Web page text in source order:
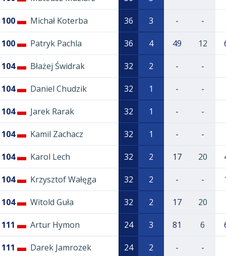
100 Michał Koterba 36 3 - -
100 Patryk Pachla 36 4 49 12
104 Błażej Świdrak 32 2 - -
104 Daniel Chudzik 32 1 - -
104 Jarek Rarak 32 1 - -
104 Kamil Zachacz 32 1 - -
104 Karol Lech 32 2 17 20
104 Krzysztof Wałęga 32 2 - -
104 Witold Guła 32 2 17 20
111 Artur Hymon 24 3 81 6
111 Darek Jamrozek 24 2 - -